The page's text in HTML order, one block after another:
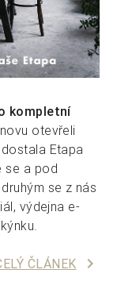
kompletní
otevřeli
Etapa
se a pod
se z nás
výdejna e-
ČLÁNEK keyboard_arrow_right